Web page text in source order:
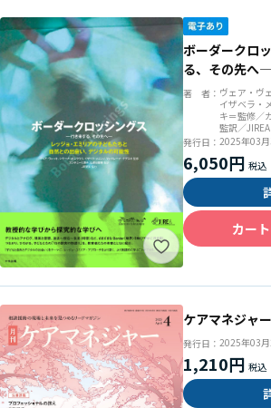
ボーダークロ
る、その先へ―
著 者： ヴェア・ヴ
イザベラ・
キ＝監修／
監訳／
発行日： 2025年03
6,050円
カー
ケアマネジャ
発行日： 2025年03
1,210円